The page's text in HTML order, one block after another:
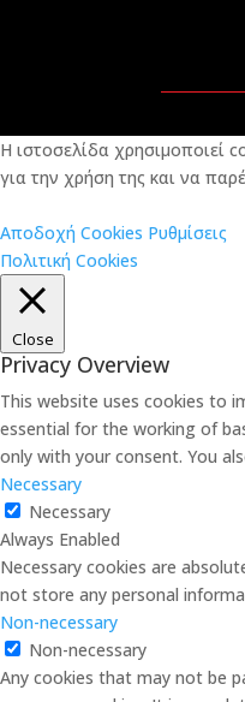
Η ιστοσελίδα χρησιμοποιεί
για την χρήση της και να
Αποδοχή Cookies Ρυθμίσεις
Πολιτική Cookies
Close
Privacy Overview
This website uses cookies to
essential for the working of
only with your consent. You
Necessary
Necessary
Always Enabled
Necessary cookies are
not store any personal
Non-necessary
Non-necessary
Any cookies that may not be